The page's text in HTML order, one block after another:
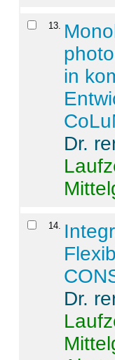
13
in
Dr.
14
Dr.